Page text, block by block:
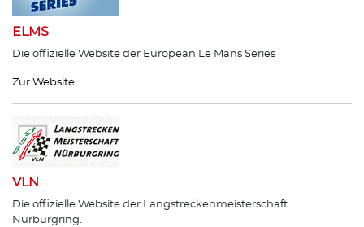
ELMS
Die offizielle Website der European Le Mans Series
Zur Website
VLN
Die offizielle Website der Langstreckenmeisterschaft
Nürburgring.